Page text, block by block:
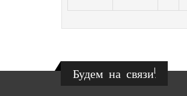
Будем на связи!